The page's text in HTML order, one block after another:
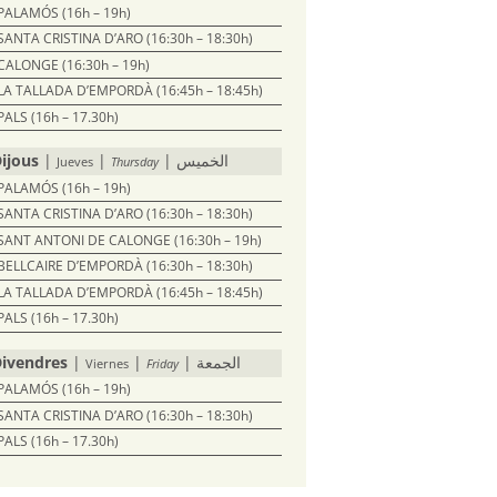
(16h – 19h)
CRISTINA D’ARO (16:30h – 18:30h)
(16:30h – 19h)
TALLADA D’EMPORDÀ (16:45h – 18:45h)
(16h – 17.30h)
| Jueves| Thursday | الخميس
(16h – 19h)
CRISTINA D’ARO (16:30h – 18:30h)
ANTONI DE CALONGE (16:30h – 19h)
D’EMPORDÀ (16:30h – 18:30h)
TALLADA D’EMPORDÀ (16:45h – 18:45h)
(16h – 17.30h)
| Viernes| Friday | الجمعة
(16h – 19h)
CRISTINA D’ARO (16:30h – 18:30h)
(16h – 17.30h)